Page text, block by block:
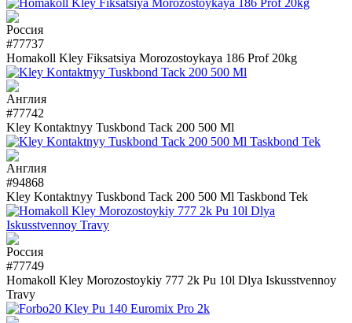
#77737
Homakoll Kley Fiksatsiya Morozostoykaya 186 Prof 20kg
#77742
Kley Kontaktnyy Tuskbond Tack 200 500 Ml
#94868
Kley Kontaktnyy Tuskbond Tack 200 500 Ml Taskbond Tek
#77749
Homakoll Kley Morozostoykiy 777 2k Pu 10l Dlya Iskusstvennoy
Travy